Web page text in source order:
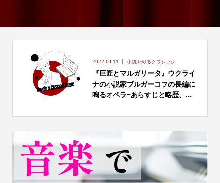
2022.03.11 小説を彩るクラシック
『巨匠とマルガリータ』ウクライ
ナの小説家ブルガーコフの長編に
鳴るオペラ~あらすじと略歴、...